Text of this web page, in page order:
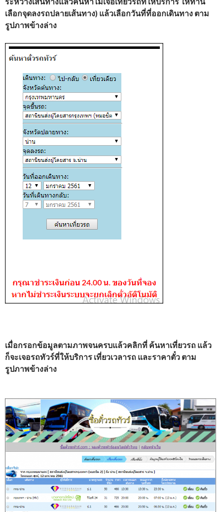
เลือกจุดลงรถปลายเส้นทาง) แล้วเลือกวันที่ที่ออกเดินทาง ตาม
รูปภาพข้างล่าง
เมื่อกรอกข้อมูลตามภาพจนครบแล้วคลิกที่ ค้นหาเที่ยวรถ แล้ว
ก็จะเจอรถทัวร์ที่ให้บริการ เที่ยวเวลารถ และราคาตั๋ว ตาม
รูปภาพข้างล่าง